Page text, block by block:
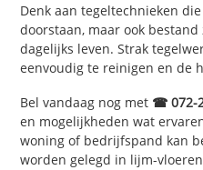
Denk aan tegeltechnieken
doorstaan, maar ook
dagelijks leven. Strak
eenvoudig te reinigen en de
Bel vandaag nog met ☎ 072-
en mogelijkheden wat
woning of bedrijfspand kan
worden gelegd in lijm-